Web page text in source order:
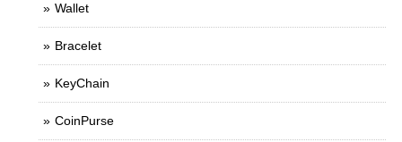
Wallet
Bracelet
KeyChain
CoinPurse